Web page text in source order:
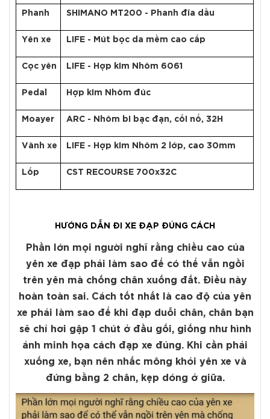
Phanh SHIMANO MT200 - Phanh đĩa dầu
Yên xe LIFE - Mút bọc da mềm cao cấp
Cọc yên LIFE - Hợp kim Nhôm 6061
Pedal Hợp kim Nhôm đúc
Moayer ARC - Nhôm bi bạc đạn, cối nổ, 32H
Vành xe LIFE - Hợp kim Nhôm 2 lớp, cao 30mm
Lốp CST RECOURSE 700x32C
HƯỚNG DẪN ĐI XE ĐẠP ĐÚNG CÁCH
Phần lớn mọi người nghĩ rằng chiều cao của
yên xe đạp phải làm sao để có thể vẫn ngồi
trên yên mà chống chân xuống đất. Điều này
hoàn toàn sai. Cách tốt nhất là cao độ của yên
xe phải làm sao để khi đạp duỗi chân, chân bạn
sẽ chỉ hơi gập 1 chút ở đầu gối, giống như hình
ảnh minh họa cách đạp xe đúng. Khi cần phải
xuống xe, bạn nên nhấc mông khỏi yên xe và
đứng bằng 2 chân, kẹp dóng ở giữa.